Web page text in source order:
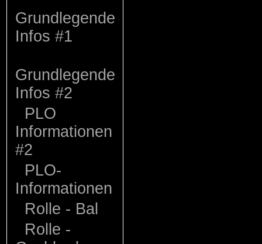
Grundlegende
Infos #1
Grundlegende
Infos #2
PLO
Informationen
#2
PLO-
Informationen
Rolle - Bal
Rolle -